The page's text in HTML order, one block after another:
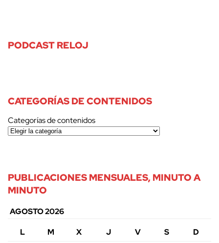
PODCAST RELOJ
CATEGORÍAS DE CONTENIDOS
Categorías de contenidos
PUBLICACIONES MENSUALES, MINUTO A
MINUTO
AGOSTO 2026
L
M X J V S D